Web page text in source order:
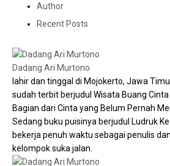
Author
Recent Posts
Dadang Ari Murtono
lahir dan tinggal di Mojokerto, Jawa
sudah terbit berjudul Wisata Buang
Bagian dari Cinta yang Belum Pernah
Sedang buku puisinya berjudul Ludruk
bekerja penuh waktu sebagai penulis
kelompok suka jalan.